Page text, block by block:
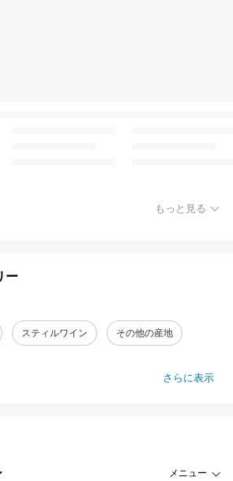
もっと見る
ー
スティルワイン その他の産地
さらに表示
メニュー